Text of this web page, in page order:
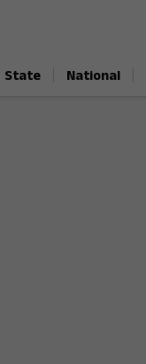
State National